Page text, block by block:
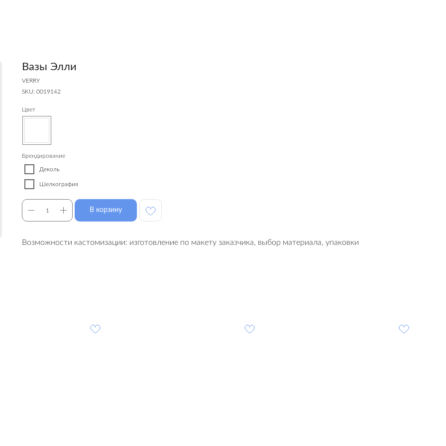
Вазы Элли
VERRY
SKU: 0019142
Цвет
Брендирование
Деколь
Шелкография
В корзину
Возможности кастомизации: изготовление по макету заказчика, выбор материала, упаковки